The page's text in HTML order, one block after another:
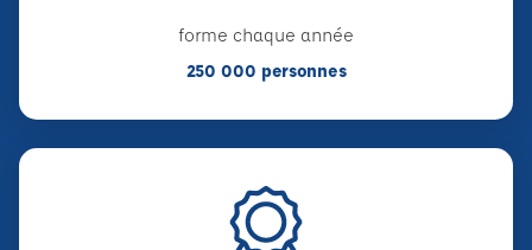
forme chaque année
250 000 personnes